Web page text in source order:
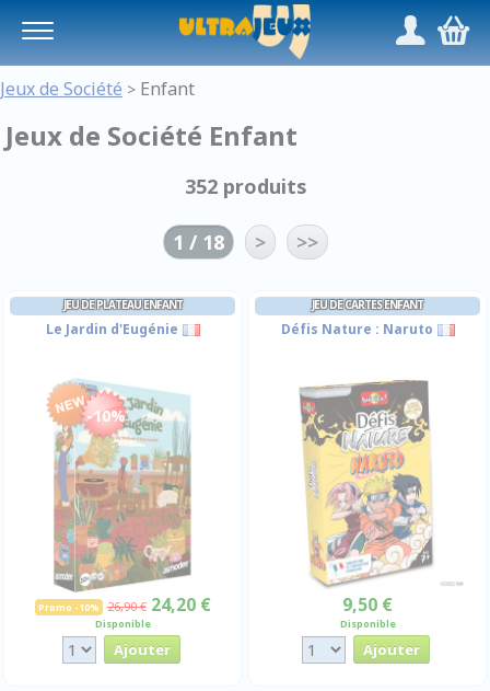
/,
Jeux de Société > Enfant
Jeux de Société Enfant
352 produits
1 / 18 > >>
JEU DE PLATEAU ENFANT
Le Jardin d'Eugénie
-10%
Promo -10% 26,90 € 24,20 €
Disponible
JEU DE CARTES ENFANT
Défis Nature : Naruto
9,50 €
Disponible